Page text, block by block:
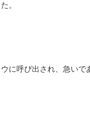
。
に呼び出され、急いで